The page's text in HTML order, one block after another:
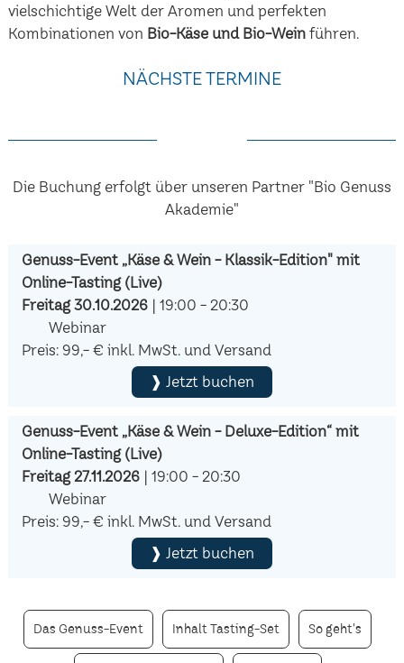
vielschichtige Welt der Aromen und perfekten
Kombinationen von Bio-Käse und Bio-Weinführen.
NÄCHSTE TERMINE
Die Buchung erfolgt über unseren Partner "Bio Genuss
Akademie"
Genuss-Event „Käse & Wein - Klassik-Edition" mit
Online-Tasting (Live)
Freitag 30.10.2026| 19:00 - 20:30
Webinar
Preis: 99,- € inkl. MwSt. und Versand
❱ Jetzt buchen
Genuss-Event „Käse & Wein - Deluxe-Edition“ mit
Online-Tasting (Live)
Freitag 27.11.2026| 19:00 - 20:30
Webinar
Preis: 99,- € inkl. MwSt. und Versand
❱ Jetzt buchen
Das Genuss-Event Inhalt Tasting-Set So geht's